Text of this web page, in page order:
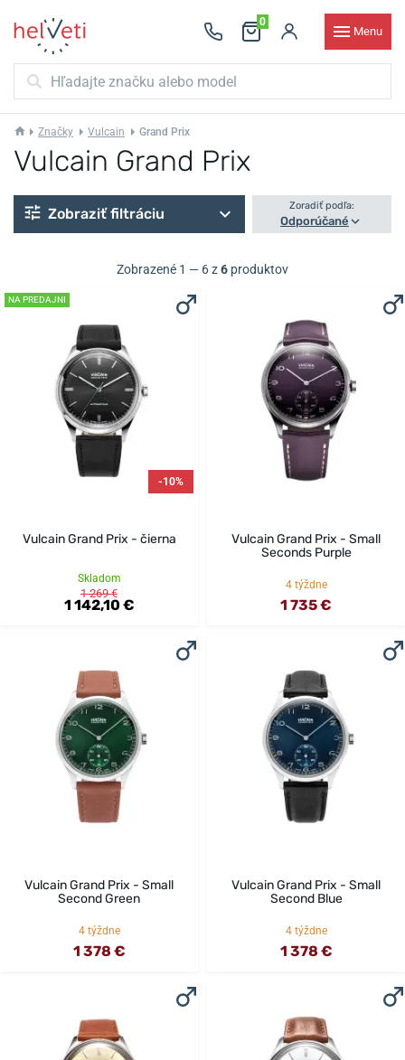
0
Menu
Značky Vulcain Grand Prix
Vulcain Grand Prix
Zobraziť filtráciu Zoradiť podľa:
Odporúčané
Zobrazené 1 — 6 z6 produktov
NA PREDAJNI
-10%
Vulcain Grand Prix - čierna
Skladom
1 269 €
1 142,10 €
Vulcain Grand Prix - Small
Seconds Purple
4 týždne
1 735 €
Vulcain Grand Prix - Small
Second Green
4 týždne
1 378 €
Vulcain Grand Prix - Small
Second Blue
4 týždne
1 378 €